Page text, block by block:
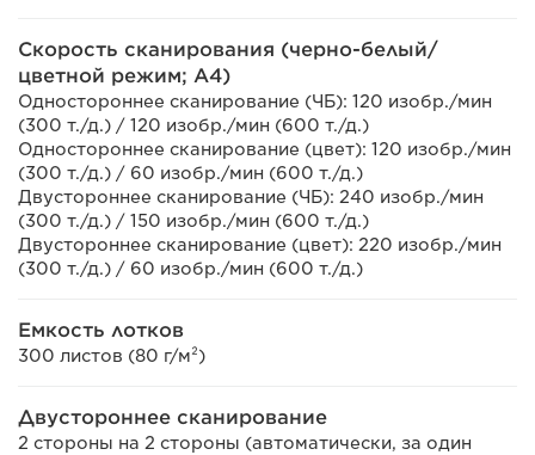
Скорость сканирования (черно-белый/
цветной режим; A4)
Одностороннее сканирование (ЧБ): 120 изобр./мин
(300 т./д.) / 120 изобр./мин (600 т./д.)
Одностороннее сканирование (цвет): 120 изобр./мин
(300 т./д.) / 60 изобр./мин (600 т./д.)
Двустороннее сканирование (ЧБ): 240 изобр./мин
(300 т./д.) / 150 изобр./мин (600 т./д.)
Двустороннее сканирование (цвет): 220 изобр./мин
(300 т./д.) / 60 изобр./мин (600 т./д.)
Емкость лотков
300 листов (80 г/м²)
Двустороннее сканирование
2 стороны на 2 стороны (автоматически, за один